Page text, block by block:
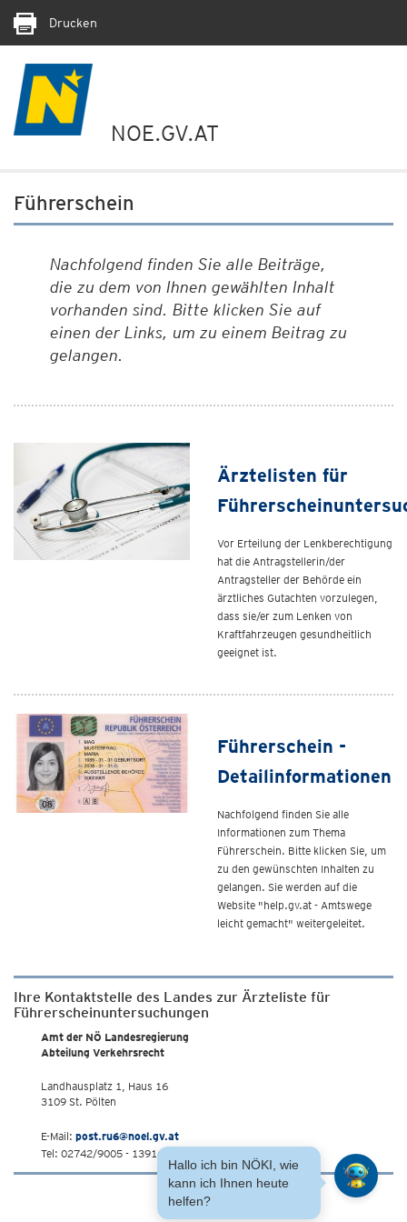
Drucken
NOE.GV.AT
Führerschein
Nachfolgend finden Sie alle Beiträge,
die zu dem von Ihnen gewählten Inhalt
vorhanden sind. Bitte klicken Sie auf
einen der Links, um zu einem Beitrag zu
gelangen.
Ärztelisten für
Vor Erteilung der Lenkberechtigung
hat die Antragstellerin/der
Antragsteller der Behörde ein
ärztliches Gutachten vorzulegen,
dass sie/er zum Lenken von
Kraftfahrzeugen gesundheitlich
geeignet ist.
Führerschein -
Detailinformationen
Nachfolgend finden Sie alle
Informationen zum Thema
Führerschein. Bitte klicken Sie, um
zu den gewünschten Inhalten zu
gelangen. Sie werden auf die
Website "help.gv.at - Amtswege
leicht gemacht" weitergeleitet.
Ihre Kontaktstelle des Landes zur Ärzteliste für
Führerscheinuntersuchungen
Amt der NÖ Landesregierung
Abteilung Verkehrsrecht
Landhausplatz 1, Haus 16
3109 St. Pölten
E-Mail: post.ru6@noel.gv.at
Tel: 02742/9005 - 13916
Hallo ich bin NÖKI, wie
kann ich Ihnen heute
helfen?